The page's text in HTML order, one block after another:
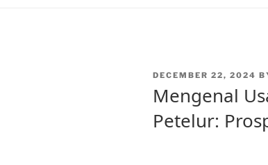
POSTED
DECEMBER 22, 2024
Mengenal
Petelur: